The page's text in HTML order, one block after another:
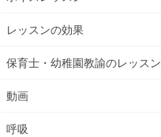
レッスンの効果
保育士・幼稚園教諭のレッスン
動画
呼吸